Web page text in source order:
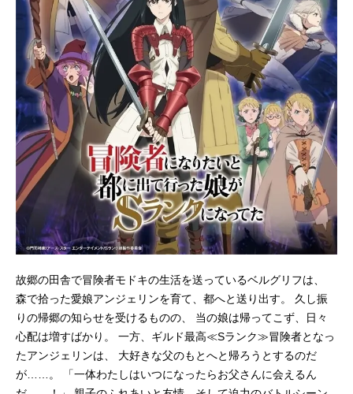
故郷の田舎で冒険者モドキの生活を送っているベルグリフは、
森で拾った愛娘アンジェリンを育て、都へと送り出す。 久し振
りの帰郷の知らせを受けるものの、 当の娘は帰ってこず、日々
心配は増すばかり。 一方、ギルド最高≪Sランク≫冒険者となっ
たアンジェリンは、 大好きな父のもとへと帰ろうとするのだ
が……。 「一体わたしはいつになったらお父さんに会えるん